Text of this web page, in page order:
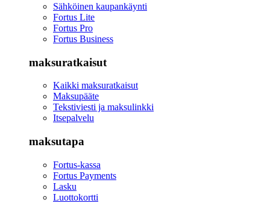
Sähköinen kaupankäynti
Fortus Lite
Fortus Pro
Fortus Business
maksuratkaisut
Kaikki maksuratkaisut
Maksupääte
Tekstiviesti ja maksulinkki
Itsepalvelu
maksutapa
Fortus-kassa
Fortus Payments
Lasku
Luottokortti